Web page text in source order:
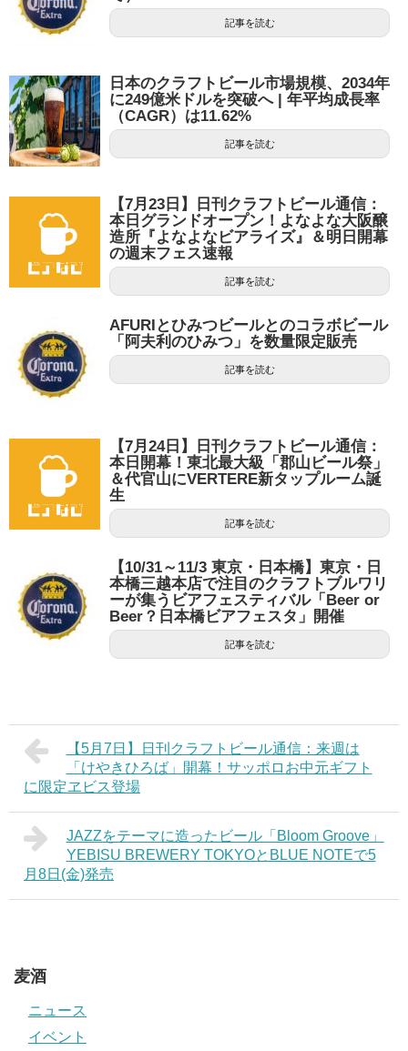
記事を読む
日本のクラフトビール市場規模、2034年
に249億米ドルを突破へ | 年平均成長率
（CAGR）は11.62%
記事を読む
【7月23日】日刊クラフトビール通信：
本日グランドオープン！よなよな大阪醸
造所『よなよなビアライズ』＆明日開幕
の週末フェス速報
記事を読む
AFURIとひみつビールとのコラボビール
「阿夫利のひみつ」を数量限定販売
記事を読む
【7月24日】日刊クラフトビール通信：
本日開幕！東北最大級「郡山ビール祭」
＆代官山にVERTERE新タップルーム誕
生
記事を読む
【10/31～11/3 東京・日本橋】東京・日
本橋三越本店で注目のクラフトブルワリ
ーが集うビアフェスティバル「Beer or
Beer？日本橋ビアフェスタ」開催
記事を読む
【5月7日】日刊クラフトビール通信：来週は
「けやきひろば」開幕！サッポロお中元ギフト
に限定ヱビス登場
JAZZをテーマに造ったビール「Bloom Groove」
YEBISU BREWERY TOKYOとBLUE NOTEで5
月8日(金)発売
麦酒
ニュース
イベント